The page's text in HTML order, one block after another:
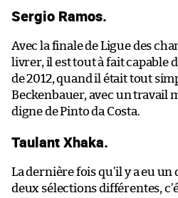
Sergio Ramos.
Avec la finale de Ligue des
livrer, il est tout à fait capable
de 2012, quand il était tout
Beckenbauer, avec un travail
digne de Pinto da Costa.
Taulant Xhaka.
La dernière fois qu’il y a eu
deux sélections différentes,